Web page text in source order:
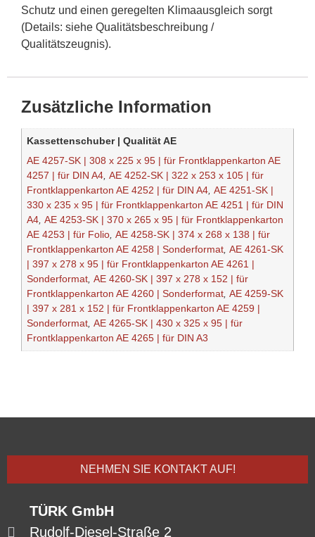
Schutz und einen geregelten Klimaausgleich sorgt
(Details: siehe Qualitätsbeschreibung /
Qualitätszeugnis).
Zusätzliche Information
Kassettenschuber | Qualität AE
AE 4257-SK | 308 x 225 x 95 | für Frontklappenkarton AE
4257 | für DIN A4,AE 4252-SK | 322 x 253 x 105 | für
Frontklappenkarton AE 4252 | für DIN A4,AE 4251-SK |
330 x 235 x 95 | für Frontklappenkarton AE 4251 | für DIN
A4,AE 4253-SK | 370 x 265 x 95 | für Frontklappenkarton
AE 4253 | für Folio,AE 4258-SK | 374 x 268 x 138 | für
Frontklappenkarton AE 4258 | Sonderformat,AE 4261-SK
| 397 x 278 x 95 | für Frontklappenkarton AE 4261 |
Sonderformat,AE 4260-SK | 397 x 278 x 152 | für
Frontklappenkarton AE 4260 | Sonderformat,AE 4259-SK
| 397 x 281 x 152 | für Frontklappenkarton AE 4259 |
Sonderformat,AE 4265-SK | 430 x 325 x 95 | für
Frontklappenkarton AE 4265 | für DIN A3
NEHMEN SIE KONTAKT AUF!
TÜRK GmbH
Rudolf-Diesel-Straße 2